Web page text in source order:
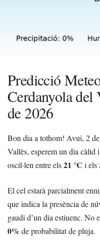
Predicció
Cerdanyola del
de 2026
Bon dia a tothom! Avui, 2
Vallès, esperem un dia càlid
oscil·len entre els21 °C i els
El cel estarà parcialment
que indica la presència de
gaudi d’un dia estiuenc. No
0% de probabilitat de pluja.